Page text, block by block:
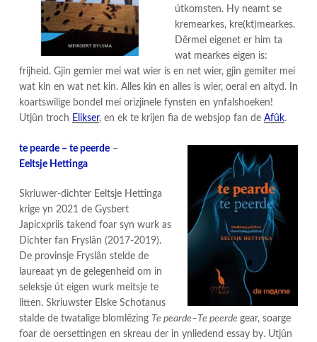
útkomsten. Hy neamt se
kremearkes, kre(kt)mearkes.
Dêrmei eigenet er him ta
wat mearkes eigen is:
frijheid. Gjin gemier mei wat wier is en net wier, gjin gemiter mei
wat kin en wat net kin. Alles kin en alles is wier, oeral en altyd. In
koartswilige bondel mei orizjinele fynsten en ynfalshoeken!
Utjûn troch Elikser, en ek te krijen fia de websjop fan de Afûk.
te pearde – te peerde –
Eeltsje Hettinga
Skriuwer-dichter Eeltsje Hettinga
krige yn 2021 de Gysbert
Japicxpriis takend foar syn wurk as
Dichter fan Fryslân (2017-2019).
De provinsje Fryslân stelde de
laureaat yn de gelegenheid om in
seleksje út eigen wurk meitsje te
litten. Skriuwster Elske Schotanus
stalde de twatalige blomlêzing Te pearde–Te peerde gear, soarge
foar de oersettingen en skreau der in ynliedend essay by. Utjûn